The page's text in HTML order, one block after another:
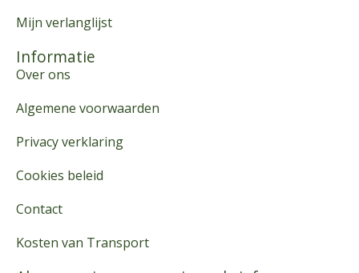
Mijn verlanglijst
Informatie
Over ons
Algemene voorwaarden
Privacy verklaring
Cookies beleid
Contact
Kosten van Transport